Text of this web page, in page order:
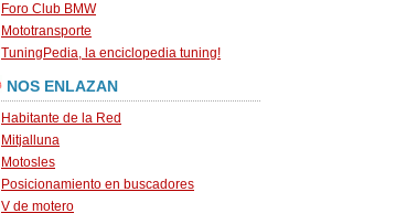
Foro Club BMW
Mototransporte
TuningPedia, la enciclopedia tuning!
NOS ENLAZAN
Habitante de la Red
Mitjalluna
Motosles
Posicionamiento en buscadores
V de motero